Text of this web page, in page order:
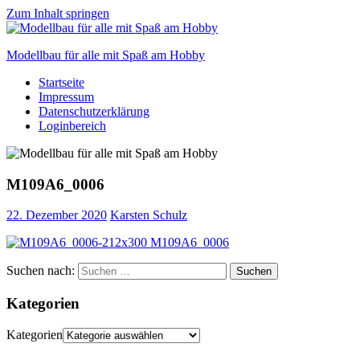
Zum Inhalt springen
Modellbau für alle mit Spaß am Hobby
Scale
modelling
to
Startseite
Impressum
Datenschutzerklärung
Loginbereich
M109A6_0006
22. Dezember 2020 Karsten Schulz
Suchen nach: Suchen
Kategorien
Kategorien